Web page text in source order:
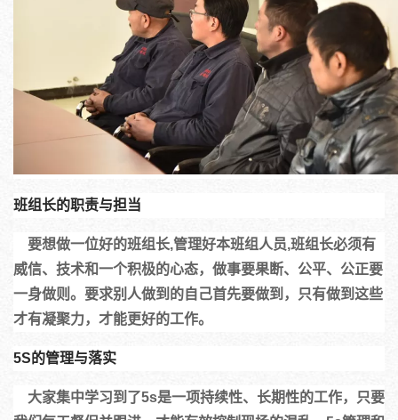
班组长的职责与担当
要想做一位好的班组长,管理好本班组人员,班组长必须有
威信、技术和一个积极的心态，做事要果断、公平、公正要
一身做则。要求别人做到的自己首先要做到，只有做到这些
才有凝聚力，才能更好的工作。
5S的管理与落实
大家集中学习到了5s是一项持续性、长期性的工作，只要